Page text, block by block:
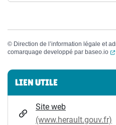
© Direction de l’information légale et
comarquage developpé par baseo.io
Informations
LIEN UTILE
Site web
(www.herault.gouv.fr)